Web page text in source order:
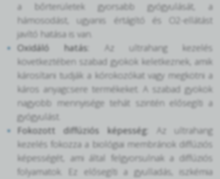
a bőrterületek gyorsabb gyógyulását, a
hámosodást, ugyanis értágító és O2-ellátást
javító hatása is van.
Oxidáló hatás:
Az ultrahang kezelés
következtében szabad gyökök keletkeznek, amik
károsítani tudják a kórokozókat vagy megkötni a
káros anyagcsere termékeket. A szabad gyökök
nagyobb mennyisége tehát szintén elősegíti a
gyógyulást.
Fokozott diffúziós képesség:
Az ultrahang
kezelés fokozza a biológiai membránok diffúziós
képességét, ami által felgyorsulnak a diffúziós
folyamatok. Ez elősegíti a gyulladás, iszkémia